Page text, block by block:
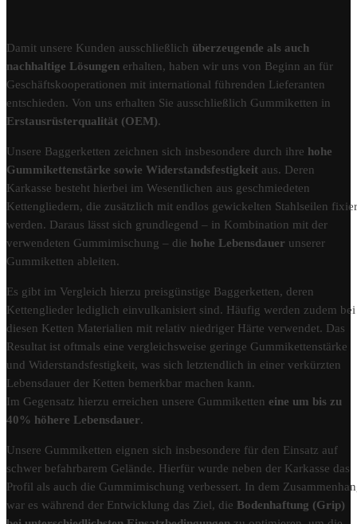
Damit unsere Kunden ausschließlich überzeugende als auch
nachhaltige Lösungen erhalten, haben wir uns von Beginn an für
Geschäftskooperationen mit international führenden Lieferanten
entschieden. Von uns erhalten Sie ausschließlich Gummiketten in
Erstausrüsterqualität (OEM).
Unsere Baggerketten zeichnen sich insbesondere durch ihre hohe
Gummikettenstärke sowie Widerstandsfestigkeit aus. Deren
Karkasse besteht hierbei im Wesentlichen aus geschmiedeten
Kettengliedern, die zusätzlich mit endlos gewickelten Stahlseilen
werden. Daraus lässt sich grundlegend – in Kombination mit der
verwendeten Gummimischung – die hohe Lebensdauer unserer
Gummiketten ableiten.
Es gibt im Vergleich hierzu preisgünstige Baggerketten, deren
Kettenglieder lediglich einvulkanisiert sind. Häufig werden zudem bei
diesen Ketten Materialien mit relativ niedriger Härte verwendet. Das
Resultat ist oftmals eine vergleichsweise geringe Gummikettenstärke
und Widerstandsfestigkeit, was sich letztendlich in einer verkürzten
Lebensdauer der Ketten bemerkbar machen kann.
Im Gegensatz hierzu erreichen unsere Gummiketten eine um bis zu
40% höhere Lebensdauer.
Unsere Gummiketten eignen sich insbesondere für den Einsatz auf
schwer befahrbarem Gelände. Hierfür wurde neben der Karkasse das
Profil als auch die Gummimischung verbessert. In dem
war es während der Entwicklung das Ziel, die Bodenhaftung (Grip)